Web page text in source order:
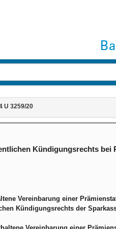
U 3259/20
Kündigungsrechts bei
Vereinbarung einer
Kündigungsrechts der